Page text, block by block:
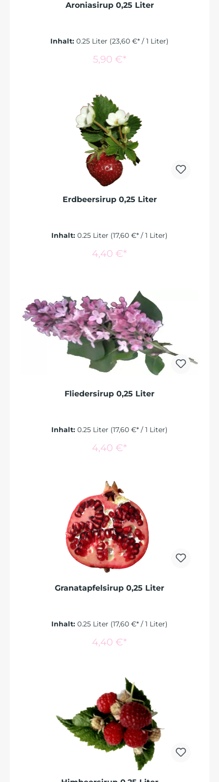
Aroniasirup 0,25 Liter
Inhalt: 0.25 Liter (23,60 €* / 1 Liter)
5,90 €*
In den Warenkorb
Erdbeersirup 0,25 Liter
Inhalt: 0.25 Liter (17,60 €* / 1 Liter)
4,40 €*
In den Warenkorb
Fliedersirup 0,25 Liter
Inhalt: 0.25 Liter (17,60 €* / 1 Liter)
4,40 €*
In den Warenkorb
Granatapfelsirup 0,25 Liter
Inhalt: 0.25 Liter (17,60 €* / 1 Liter)
4,40 €*
In den Warenkorb